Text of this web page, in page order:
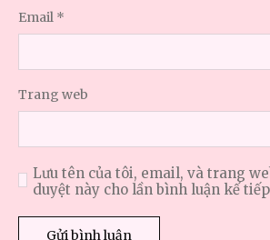
Email *
Trang web
Lưu tên của tôi, email, và trang
duyệt này cho lần bình luận kế